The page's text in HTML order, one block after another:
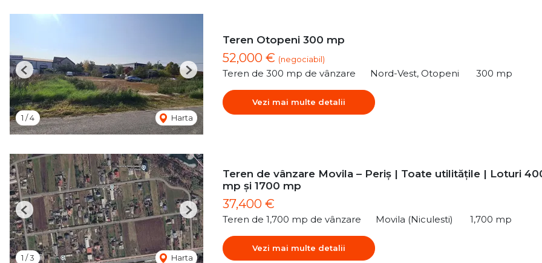
1 /4 Harta
Previous Next
Teren Otopeni 300 mp
52,000 € (negociabil)
Teren de 300 mp de vânzare Nord-Vest, Otopeni 300 mp
Vezi mai multe detalii
1 /3 Harta
Previous Next
Teren de vânzare Movila – Periș | Toate utilitățile | Loturi
mp și 1700 mp
37,400 €
Teren de 1,700 mp de vânzare Movila (Niculesti) 1,700 mp
Vezi mai multe detalii